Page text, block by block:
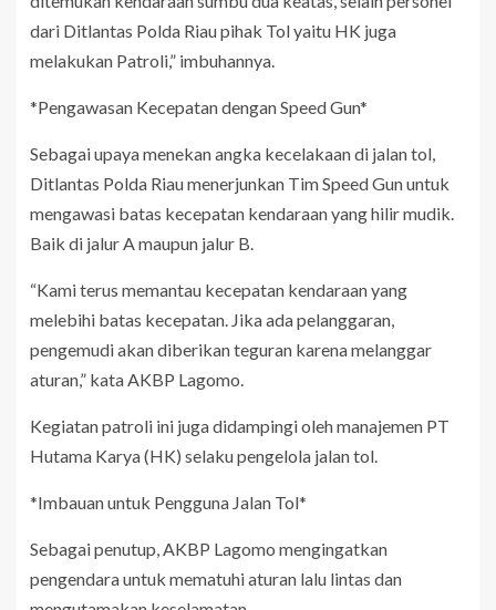
dari Ditlantas Polda Riau pihak Tol yaitu HK juga
melakukan Patroli,” imbuhannya.
*Pengawasan Kecepatan dengan Speed Gun*
Sebagai upaya menekan angka kecelakaan di jalan tol,
Ditlantas Polda Riau menerjunkan Tim Speed Gun untuk
mengawasi batas kecepatan kendaraan yang hilir mudik.
Baik di jalur A maupun jalur B.
“Kami terus memantau kecepatan kendaraan yang
melebihi batas kecepatan. Jika ada pelanggaran,
pengemudi akan diberikan teguran karena melanggar
aturan,” kata AKBP Lagomo.
Kegiatan patroli ini juga didampingi oleh manajemen PT
Hutama Karya (HK) selaku pengelola jalan tol.
*Imbauan untuk Pengguna Jalan Tol*
Sebagai penutup, AKBP Lagomo mengingatkan
pengendara untuk mematuhi aturan lalu lintas dan